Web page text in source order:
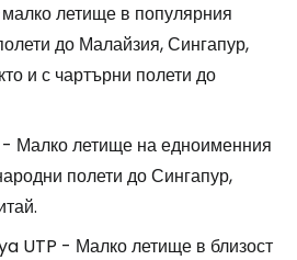
летище в популярния
до Малайзия, Сингапур,
и с чартърни полети до
- Малко летище на едноименния
полети до Сингапур,
UTP - Малко летище в близост